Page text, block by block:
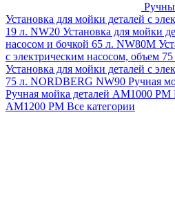
Установка для мойки деталей с
19 л. NW20 Установка для мойки
насосом и бочкой 65 л. NW80M
с электрическим насосом, объем
Установка для мойки деталей с
75 л. NORDBERG NW90 Ручная
Ручная мойка деталей АМ1000 РМ
АМ1200 РМ Все категории